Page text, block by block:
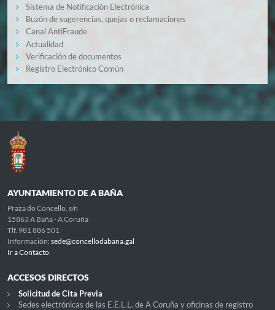
Sistema de Notificación Electrónica
Buzón de sugerencias, quejas o reclamaciones
Canal AntiFraude
Actualidad
Verificación de documentos
Registro Electrónico Común
AYUNTAMIENTO DE A BAÑA
Praza do Concello, s/n
15863 A Baña - A Coruña
Tlf. 981 886 501
Información: sede@concellodabana.gal
Ir a Contacto
ACCESOS DIRECTOS
Solicitud de Cita Previa
Sedes electrónicas de las E.E.L.L. de A Coruña y oficinas de registro